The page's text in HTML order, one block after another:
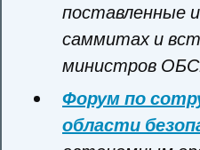
поставленные
саммитах и
министров
Форум по
области